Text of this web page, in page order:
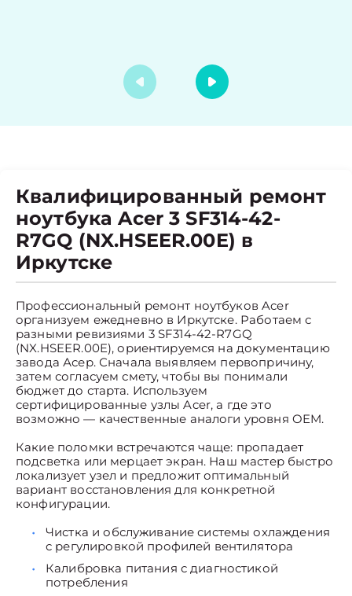
Квалифицированный ремонт
ноутбука Acer 3 SF314-42-
R7GQ (NX.HSEER.00E) в
Иркутске
Профессиональный ремонт ноутбуков Acer
организуем ежедневно в Иркутске. Работаем с
разными ревизиями 3 SF314-42-R7GQ
(NX.HSEER.00E), ориентируемся на документацию
завода Асер. Сначала выявляем первопричину,
затем согласуем смету, чтобы вы понимали
бюджет до старта. Используем
сертифицированные узлы Acer, а где это
возможно — качественные аналоги уровня OEM.
Какие поломки встречаются чаще: пропадает
подсветка или мерцает экран. Наш мастер быстро
локализует узел и предложит оптимальный
вариант восстановления для конкретной
конфигурации.
Чистка и обслуживание системы охлаждения
с регулировкой профилей вентилятора
Калибровка питания с диагностикой
потребления